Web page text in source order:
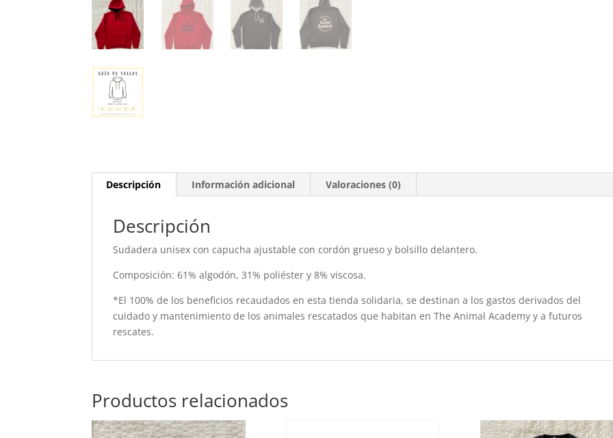
Descripción Información adicional Valoraciones (0)
Descripción
Sudadera unisex con capucha ajustable con cordón grueso y bolsillo delantero.
Composición: 61% algodón, 31% poliéster y 8% viscosa.
*El 100% de los beneficios recaudados en esta tienda solidaria, se destinan a los gastos derivados del
cuidado y mantenimiento de los animales rescatados que habitan en The Animal Academy y a futuros
rescates.
Productos relacionados